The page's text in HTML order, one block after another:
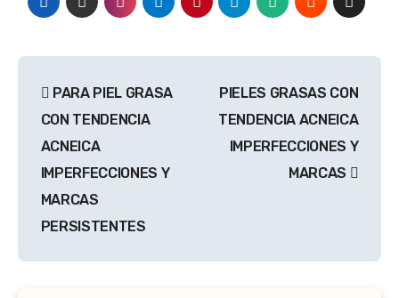
de
entradas
PARA PIEL GRASA
CON TENDENCIA
ACNEICA
IMPERFECCIONES Y
MARCAS
PERSISTENTES
PIELES GRASAS CON
TENDENCIA ACNEICA
IMPERFECCIONES Y
MARCAS